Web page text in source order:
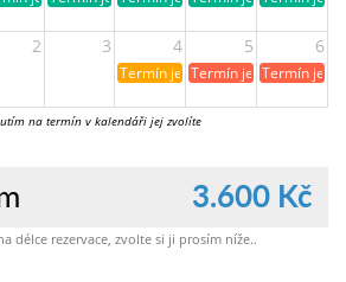
2 3 4 5 6
Termín je již rezervován
Termín je již obsazen
Termín je již
na termín v kalendáři jej zvolíte
3.600 Kč
délce rezervace, zvolte si ji prosím níže..